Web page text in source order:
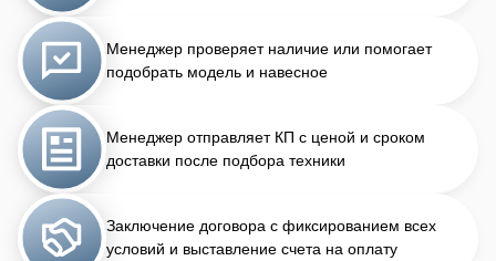
Менеджер проверяет наличие или помогает
подобрать модель и навесное
Менеджер отправляет КП с ценой и сроком
доставки после подбора техники
Заключение договора с фиксированием всех
условий и выставление счета на оплату